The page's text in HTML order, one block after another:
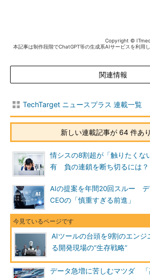
Copyright ©
本記事は制作段階でChatGPT等の生成系AIサービスを利用
関連情報
TechTarget ニュースプラス 連載一覧
新しい連載記事が 64 件あ
情シスの8割超が「触りたくな
有 負の連鎖を断ち切るには？
AIの提案を年間20回スルー
CEOの「慎重すぎる前進」
AIツールの台頭を9割のエン
る開発現場の“生存戦略”
データ急増に苦しむマツダ 「